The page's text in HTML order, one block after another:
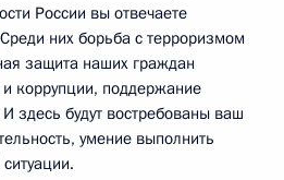
России вы отвечаете
них борьба с терроризмом
защита наших граждан
коррупции, поддержание
здесь будут востребованы ваш
умение выполнить